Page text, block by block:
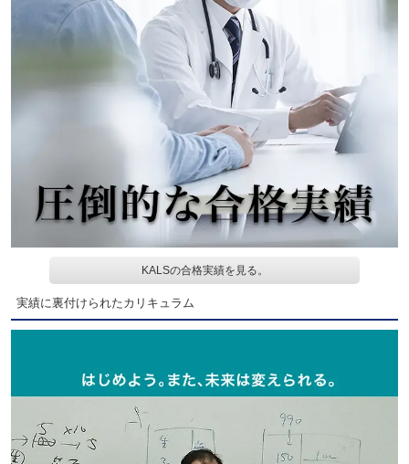
KALSの合格実績を見る。
実績に裏付けられたカリキュラム